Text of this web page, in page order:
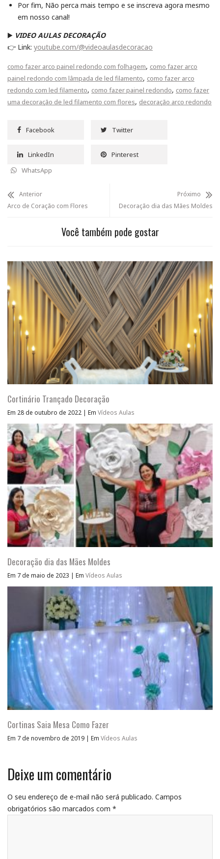
Por fim, Não perca mais tempo e se inscreva agora mesmo
em nosso canal!
▶️ VIDEO AULAS DECORAÇÃO
👉 Link: youtube.com/@videoaulasdecoracao
como fazer arco painel redondo com folhagem, como fazer arco
painel redondo com lâmpada de led filamento, como fazer arco
redondo com led filamento, como fazer painel redondo, como fazer
uma decoração de led filamento com flores, decoração arco redondo
Facebook Twitter
LinkedIn
Pinterest
WhatsApp
Anterior
Arco de Coração com Flores
Próximo
Decoração dia das Mães Moldes
Você também pode gostar
Cortinário Trançado Decoração
Em 28 de outubro de 2022 | Em Vídeos Aulas
Decoração dia das Mães Moldes
Em 7 de maio de 2023 | Em Vídeos Aulas
Cortinas Saia Mesa Como Fazer
Em 7 de novembro de 2019 | Em Vídeos Aulas
Deixe um comentário
O seu endereço de e-mail não será publicado. Campos
obrigatórios são marcados com *